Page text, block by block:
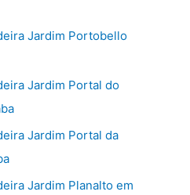
Jardim Portobello
Jardim Portal do
Jardim Portal da
Jardim Planalto em